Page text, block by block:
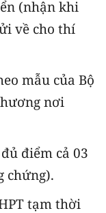
(nhận khi
về cho thí
mẫu của Bộ
nơi
điểm cả 03
chứng).
tạm thời